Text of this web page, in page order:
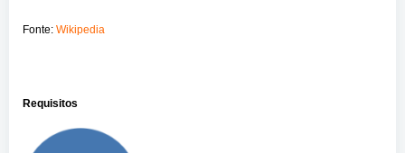
Fonte: Wikipedia
Requisitos